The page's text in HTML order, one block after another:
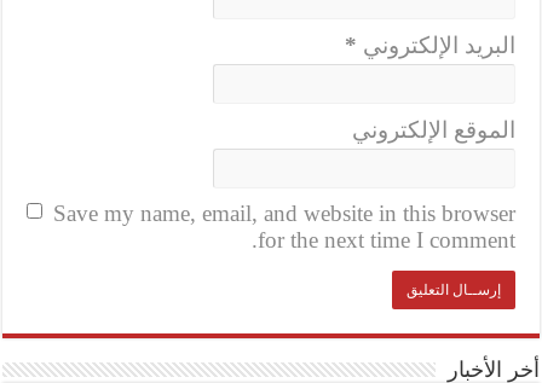
البريد الإلكتروني *
الموقع الإلكتروني
Save my name, email, and website in this browser
for the next time I comment.
أخر الأخبار